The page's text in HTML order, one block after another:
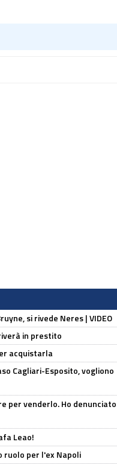
si rivede Neres | VIDEO
in prestito
acquistarla
Cagliari-Esposito, vogliono
per venderlo. Ho denunciato
Leao!
ruolo per l'ex Napoli